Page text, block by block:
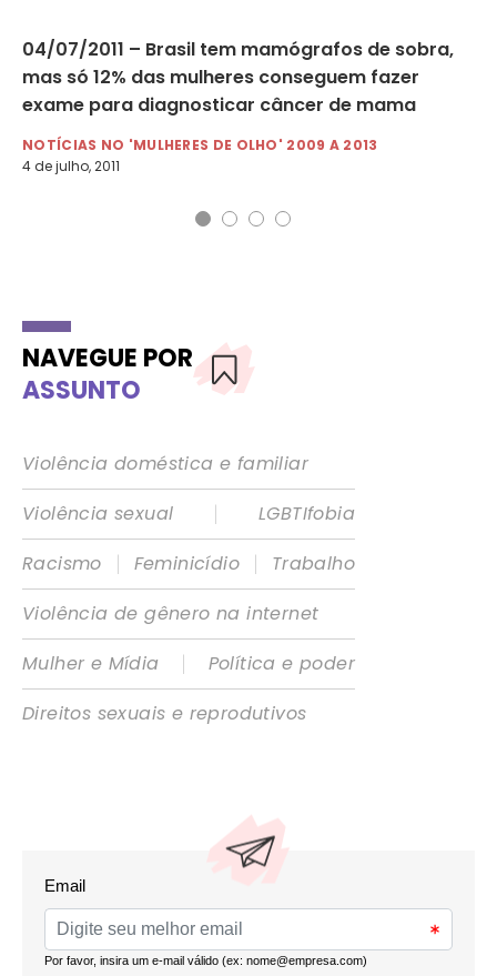
04/07/2011 – Brasil tem mamógrafos de sobra,
mas só 12% das mulheres conseguem fazer
exame para diagnosticar câncer de mama
NOTÍCIAS NO 'MULHERES DE OLHO' 2009 A 2013
4 de julho, 2011
NAVEGUE POR
ASSUNTO
Violência doméstica e familiar
Violência sexual
|
LGBTIfobia
Racismo
| Feminicídio |
Trabalho
Violência de gênero na internet
Mulher e Mídia
|
Política e poder
Direitos sexuais e reprodutivos